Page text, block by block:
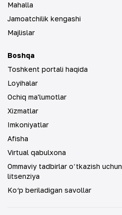
Mahalla
Jamoatchilik kengashi
Majlislar
Boshqa
Toshkent portali haqida
Loyihalar
Ochiq ma'lumotlar
Xizmatlar
Imkoniyatlar
Afisha
Virtual qabulxona
Ommaviy tadbirlar oʻtkazish uchun
litsenziya
Ko‘p beriladigan savollar